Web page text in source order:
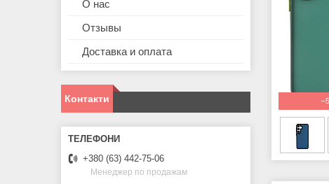
О нас
Отзывы
Доставка и оплата
Контакти
+380 (63) 442-75-06
Менеджер по продажам